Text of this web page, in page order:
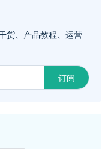
货、产品教程、运营
订阅